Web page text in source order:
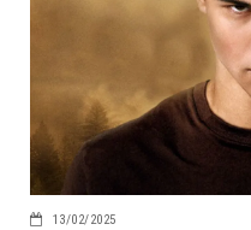
13/02/2025